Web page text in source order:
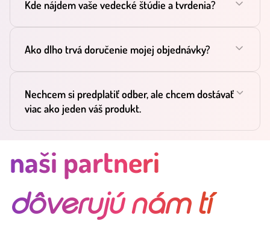
Kde nájdem vaše vedecké štúdie a tvrdenia?
Ako dlho trvá doručenie mojej objednávky?
Nechcem si predplatiť odber, ale chcem dostávať
viac ako jeden váš produkt.
naši partneri
dôverujú nám tí